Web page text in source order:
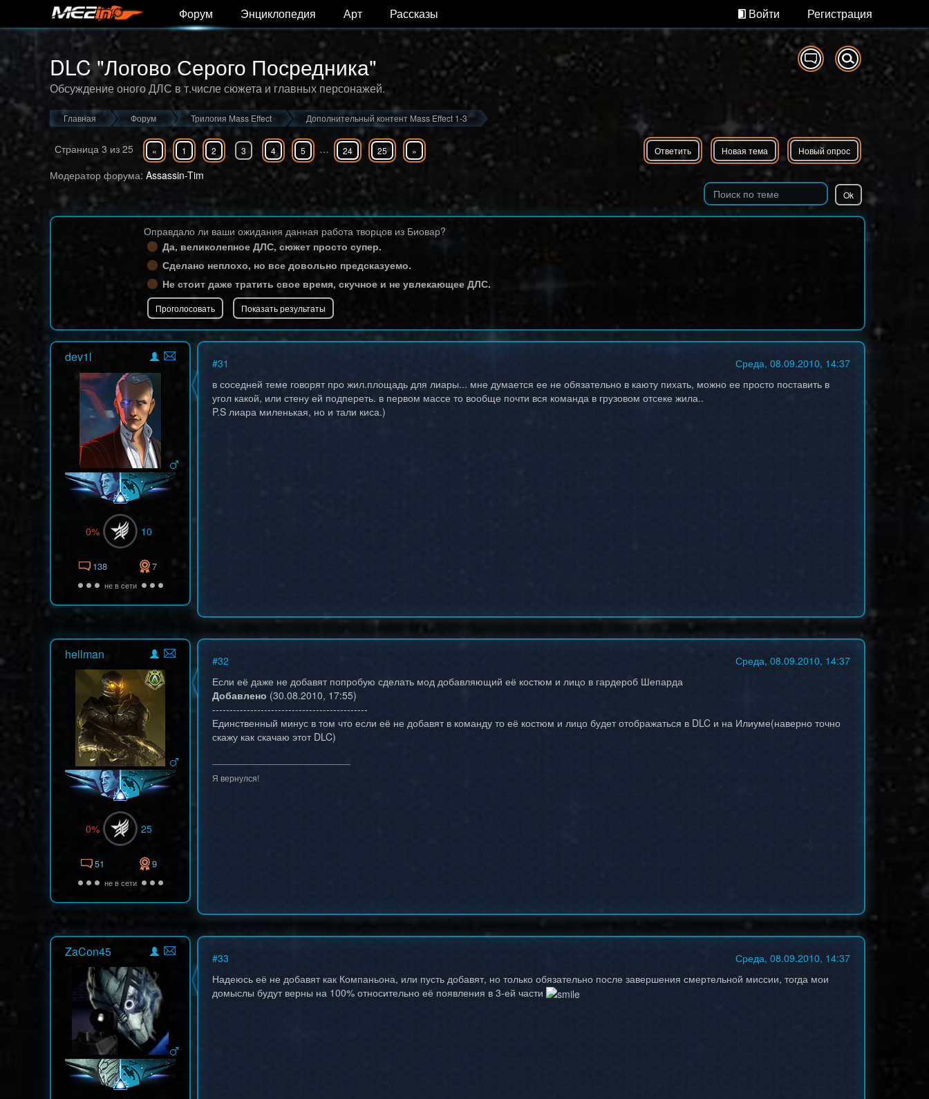
Форум Энциклопедия Арт Рассказы Войти Регистрация
DLC "Логово Серого Посредника"
Обсуждение оного ДЛС в т.числе сюжета и главных персонажей.
Главная Форум Трилогия Mass Effect Дополнительный контент Mass Effect 1-3
Страница 3 из 25 « 1 2 3 4 5 … 24 25 » Ответить Новая тема Новый опрос
Модератор форума: Assassin-Tim
Оправдало ли ваши ожидания данная работа творцов из Биовар?
Да, великолепное ДЛС, сюжет просто супер.
Сделано неплохо, но все довольно предсказуемо.
Не стоит даже тратить свое время, скучное и не увлекающее ДЛС.
dev1l
0% 10
138 7
не в сети
#31
Среда, 08.09.2010, 14:37
в соседней теме говорят про жил.площадь для лиары... мне думается ее не обязательно в каюту пихать, можно ее просто поставить в
угол какой, или стену ей подпереть. в первом массе то вообще почти вся команда в грузовом отсеке жила..
P.S лиара миленькая, но и тали киса.)
hellman
0% 25
51 9
не в сети
#32
Среда, 08.09.2010, 14:37
Если её даже не добавят попробую сделать мод добавляющий её костюм и лицо в гардероб Шепарда
Добавлено (30.08.2010, 17:55)
---------------------------------------------
Единственный минус в том что если её не добавят в команду то её костюм и лицо будет отображаться в DLC и на Илиуме(наверно точно
скажу как скачаю этот DLC)
Я вернулся!
ZaCon45 #33
Среда, 08.09.2010, 14:37
Надеюсь её не добавят как Компаньона, или пусть добавят, но только обязательно после завершения смертельной миссии, тогда мои
домыслы будут верны на 100% относительно её появления в 3-ей части